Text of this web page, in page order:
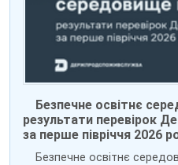
Безпечне освітнє
результати перевірок
за перше півріччя 2026
Безпечне освітнє